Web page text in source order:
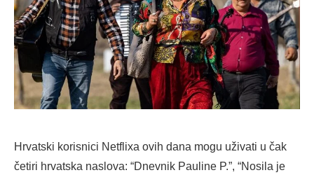
Hrvatski korisnici Netflixa ovih dana mogu uživati u čak
četiri hrvatska naslova: “Dnevnik Pauline P.”, “Nosila je